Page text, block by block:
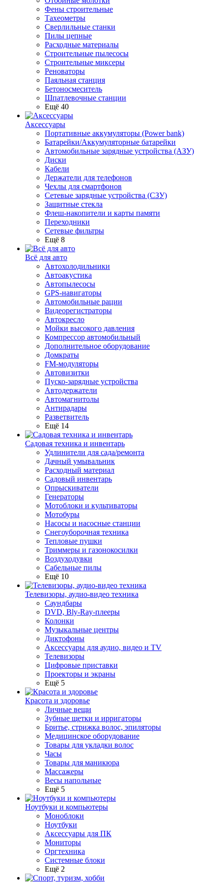
Фены строительные
Тахеометры
Сверлильные станки
Пилы цепные
Расходные материалы
Строительные пылесосы
Строительные миксеры
Реноваторы
Паяльная станция
Бетоносмеситель
Шпатлевочные станции
Ещё 40
Аксессуары
Портативные аккумуляторы (Power bank)
Батарейки/Аккумуляторные батарейки
Автомобильные зарядные устройства (АЗУ)
Диски
Кабели
Держатели для телефонов
Чехлы для смартфонов
Сетевые зарядные устройства (СЗУ)
Защитные стекла
Флеш-накопители и карты памяти
Переходники
Сетевые фильтры
Ещё 8
Всё для авто
Автохолодильники
Автоакустика
Автопылесосы
GPS-навигаторы
Автомобильные рации
Видеорегистраторы
Автокресло
Мойки высокого давления
Компрессор автомобильный
Дополнительное оборудование
Домкраты
FM-модуляторы
Автовизитки
Пуско-зарядные устройства
Автодержатели
Автомагнитолы
Антирадары
Разветвитель
Ещё 14
Садовая техника и инвентарь
Удлинители для сада/ремонта
Дачный умывальник
Расходный материал
Садовый инвентарь
Опрыскиватели
Генераторы
Мотоблоки и культиваторы
Мотобуры
Насосы и насосные станции
Снегоуборочная техника
Тепловые пушки
Триммеры и газонокосилки
Воздуходувки
Сабельные пилы
Ещё 10
Телевизоры, аудио-видео техника
Саундбары
DVD, Bly-Ray-плееры
Колонки
Музыкальные центры
Диктофоны
Аксессуары для аудио, видео и TV
Телевизоры
Цифровые приставки
Проекторы и экраны
Ещё 5
Красота и здоровье
Личные вещи
Зубные щетки и ирригаторы
Бритье, стрижка волос, эпиляторы
Медицинское оборудование
Товары для укладки волос
Часы
Товары для маникюра
Массажеры
Весы напольные
Ещё 5
Ноутбуки и компьютеры
Моноблоки
Ноутбуки
Аксессуары для ПК
Мониторы
Оргтехника
Системные блоки
Ещё 2